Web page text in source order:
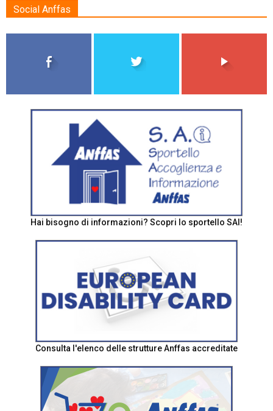
Social Anffas
Hai bisogno di informazioni? Scopri lo sportello SAI!
Consulta l'elenco delle strutture Anffas accreditate